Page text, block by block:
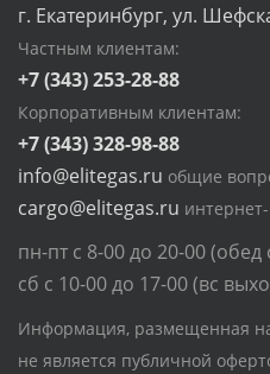
г. Екатеринбург, ул.
Частным клиентам:
+7 (343) 253-28-88
Корпоративным клиентам:
+7 (343) 328-98-88
info@elitegas.ru общие
cargo@elitegas.ru
пн-пт с 8-00 до 20-00 (обед
сб с 10-00 до 17-00 (вс
Информация, размещенная
не является публичной